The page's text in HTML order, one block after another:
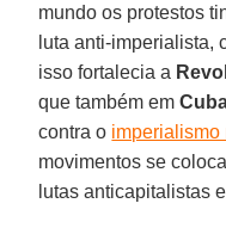
mundo os protestos
luta anti-imperialista,
isso fortalecia a
que também em
contra o imperialismo
movimentos se
lutas anticapitalistas